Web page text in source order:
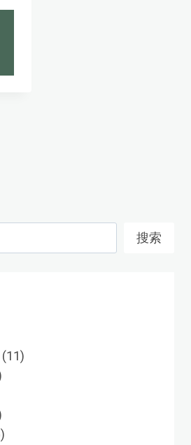
搜索
1111
16